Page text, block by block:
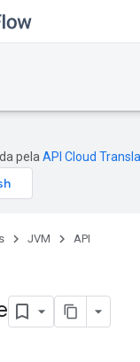
pela API Cloud
JVM API